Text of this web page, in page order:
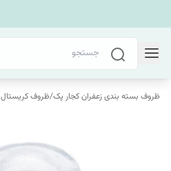
ظروف بسته بندی زعفران کجار پک/ظروف کریستال